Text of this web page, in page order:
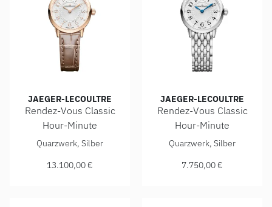
JAEGER-LECOULTRE
Rendez-Vous Classic
Hour-Minute
Jaeger-LeCoultre Rendez-Vous Classic Hour-Minute, Ref:
Quarzwerk, Silber
13.100,00 €
JAEGER-LECOULTRE
Rendez-Vous Classic
Hour-Minute
Jaeger-LeCoultre Rendez-
Quarzwerk, Silber
7.750,00 €